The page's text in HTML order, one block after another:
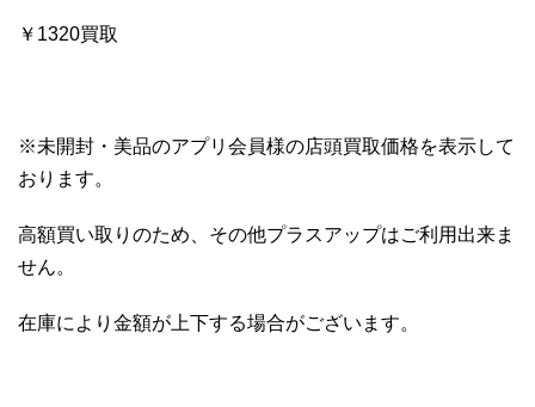
￥1320買取
※未開封・美品のアプリ会員様の店頭買取価格を表示して
おります。
高額買い取りのため、その他プラスアップはご利用出来ま
せん。
在庫により金額が上下する場合がございます。